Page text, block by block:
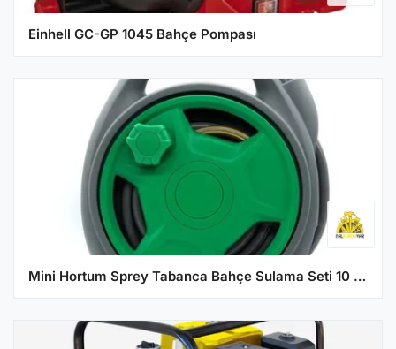
Einhell GC-GP 1045 Bahçe Pompası
Mini Hortum Sprey Tabanca Bahçe Sulama Seti 10 mt DAYE DY637